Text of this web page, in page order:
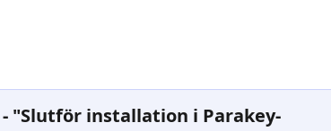
"Slutför installation i Parakey-